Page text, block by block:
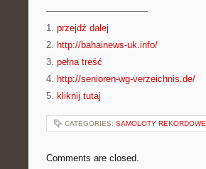
———————————
1. przejdź dalej
2. http://bahainews-uk.info/
3. pełna treść
4. http://senioren-wg-verzeichnis.de/
5. kliknij tutaj
CATEGORIES: SAMOLOTY REKORDOWE
Comments are closed.